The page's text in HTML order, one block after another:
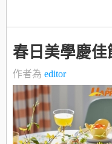
春日美學慶佳
作者為 editor